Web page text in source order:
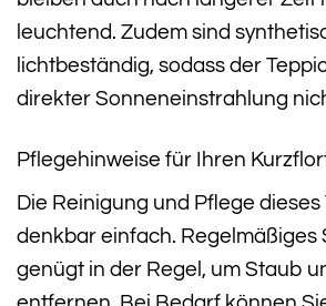
leuchtend. Zudem sind
lichtbeständig, sodass der
direkter Sonneneinstrahlung
Pflegehinweise für Ihren
Die Reinigung und Pflege dieses
denkbar einfach. Regelmäßiges
genügt in der Regel, um Staub